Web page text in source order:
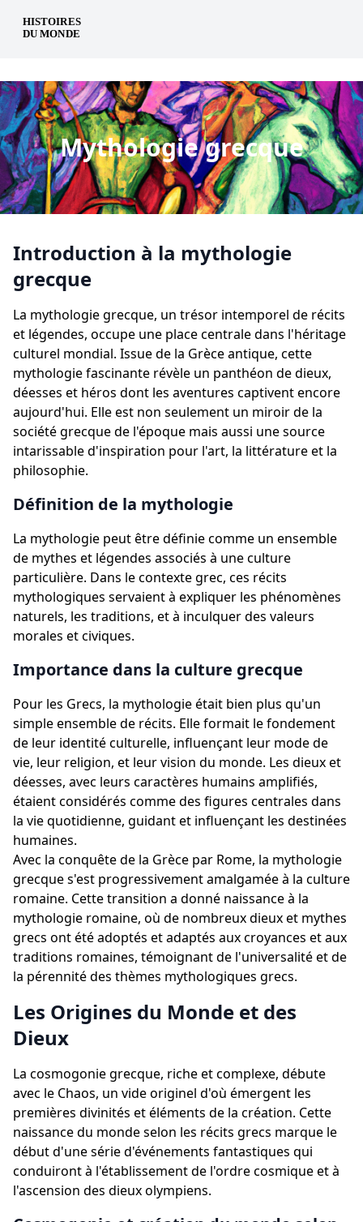
Mythologie grecque
Introduction à la mythologie
grecque
La mythologie grecque, un trésor intemporel de récits
et légendes, occupe une place centrale dans l'héritage
culturel mondial. Issue de la Grèce antique, cette
mythologie fascinante révèle un panthéon de dieux,
déesses et héros dont les aventures captivent encore
aujourd'hui. Elle est non seulement un miroir de la
société grecque de l'époque mais aussi une source
intarissable d'inspiration pour l'art, la littérature et la
philosophie.
Définition de la mythologie
La mythologie peut être définie comme un ensemble
de mythes et légendes associés à une culture
particulière. Dans le contexte grec, ces récits
mythologiques servaient à expliquer les phénomènes
naturels, les traditions, et à inculquer des valeurs
morales et civiques.
Importance dans la culture grecque
Pour les Grecs, la mythologie était bien plus qu'un
simple ensemble de récits. Elle formait le fondement
de leur identité culturelle, influençant leur mode de
vie, leur religion, et leur vision du monde. Les dieux et
déesses, avec leurs caractères humains amplifiés,
étaient considérés comme des figures centrales dans
la vie quotidienne, guidant et influençant les destinées
humaines.
Avec la conquête de la Grèce par Rome, la mythologie
grecque s'est progressivement amalgamée à la culture
romaine. Cette transition a donné naissance à la
mythologie romaine, où de nombreux dieux et mythes
grecs ont été adoptés et adaptés aux croyances et aux
traditions romaines, témoignant de l'universalité et de
la pérennité des thèmes mythologiques grecs.
Les Origines du Monde et des
Dieux
La cosmogonie grecque, riche et complexe, débute
avec le Chaos, un vide originel d'où émergent les
premières divinités et éléments de la création. Cette
naissance du monde selon les récits grecs marque le
début d'une série d'événements fantastiques qui
conduiront à l'établissement de l'ordre cosmique et à
l'ascension des dieux olympiens.